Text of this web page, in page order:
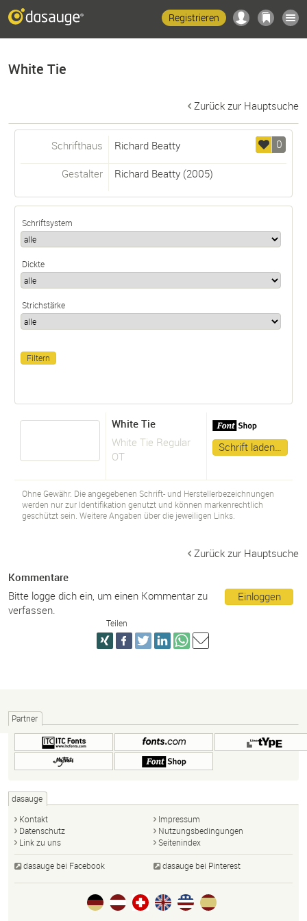
Registrieren
White Tie
Zurück zur Hauptsuche
0
Schrifthaus Richard Beatty
Gestalter Richard Beatty(2005)
Schriftsystem
Dickte
Strichstärke
White Tie
White Tie Regular
OT
Schrift laden…
Ohne Gewähr. Die angegebenen Schrift- und Herstellerbezeichnungen
werden nur zur Identifikation genutzt und können markenrechtlich
geschützt sein. Weitere Angaben über die jeweiligen Links.
Zurück zur Hauptsuche
Kommentare
Einloggen
Bitte logge dich ein, um einen Kommentar zu
verfassen.
Teilen
Partner
dasauge
Kontakt
Impressum
Datenschutz
Nutzungsbedingungen
Link zu uns
Seitenindex
dasauge bei Facebook dasauge bei Pinterest